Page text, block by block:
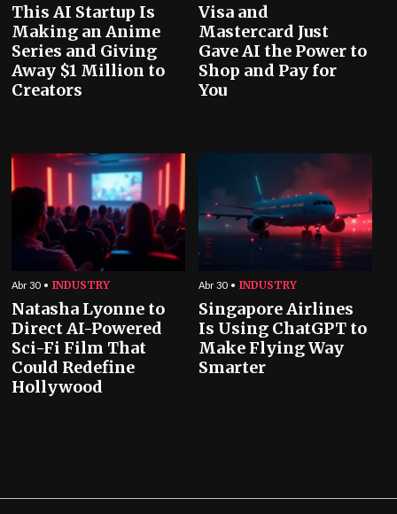
This AI Startup Is
Making an Anime
Series and Giving
Away $1 Million to
Creators
Visa and
Mastercard Just
Gave AI the Power to
Shop and Pay for
You
Abr 30 INDUSTRY
Natasha Lyonne to
Direct AI-Powered
Sci-Fi Film That
Could Redefine
Hollywood
Abr 30 INDUSTRY
Singapore Airlines
Is Using ChatGPT to
Make Flying Way
Smarter